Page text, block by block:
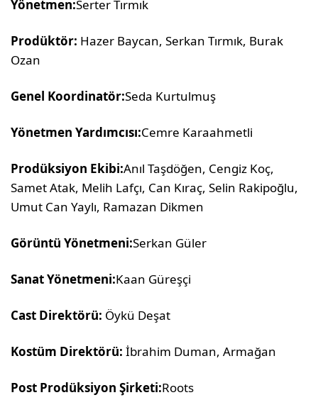
Yönetmen:Serter Tırmık
Prodüktör: Hazer Baycan, Serkan Tırmık, Burak
Ozan
Genel Koordinatör:Seda Kurtulmuş
Yönetmen Yardımcısı:Cemre Karaahmetli
Prodüksiyon Ekibi:Anıl Taşdöğen, Cengiz Koç,
Samet Atak, Melih Lafçı, Can Kıraç, Selin Rakipoğlu,
Umut Can Yaylı, Ramazan Dikmen
Görüntü Yönetmeni:Serkan Güler
Sanat Yönetmeni:Kaan Güreşçi
Cast Direktörü: Öykü Deşat
Kostüm Direktörü:İbrahim Duman, Armağan
Post Prodüksiyon Şirketi:Roots